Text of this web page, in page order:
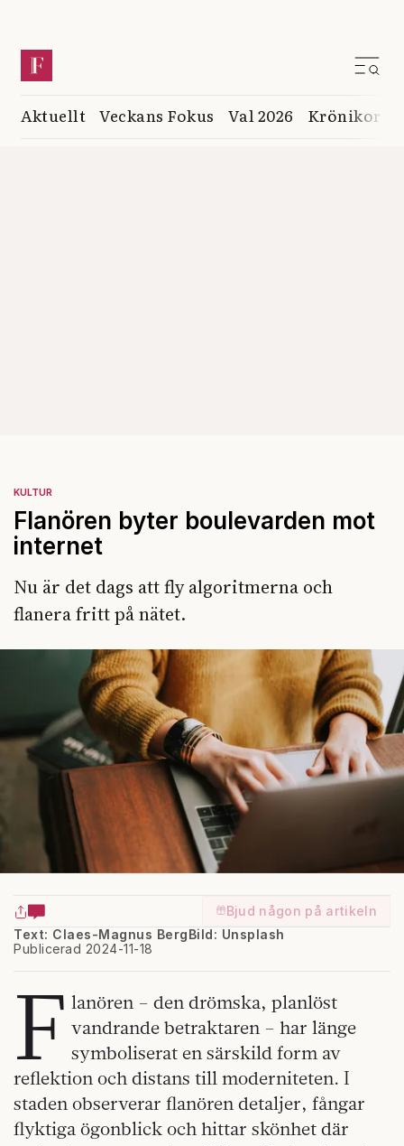
Aktuellt Veckans Fokus Val 2026 Krönikor
KULTUR
Flanören byter boulevarden mot
internet
Nu är det dags att fly algoritmerna och
flanera fritt på nätet.
Bjud någon på artikeln
Text: Claes-Magnus Berg
Publicerad 2024-11-18
Bild: Unsplash
F lanören – den drömska, planlöst
vandrande betraktaren – har länge
symboliserat en särskild form av
reflektion och distans till moderniteten. I
staden observerar flanören detaljer, fångar
flyktiga ögonblick och hittar skönhet där